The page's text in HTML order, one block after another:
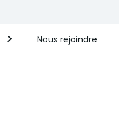
Nous rejoindre